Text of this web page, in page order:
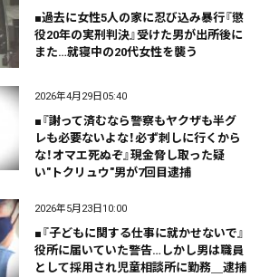
■過去に女性5人の家に忍び込み暴行『懲
役20年の実刑判決』受けた男が出所後に
また…就寝中の20代女性を襲う
2026年4月29日05:40
■『謝って済むなら警察もヤクザも半グ
レも必要ないよな！必ず刺しに行くから
な！オマエ死ぬぞ』現金脅し取った疑
い"トクリュウ"男が7回目逮捕
2026年5月23日10:00
■『子どもに関する仕事に就かせないで』
役所に届いていた警告…しかし男は職員
として採用され児童相談所に勤務＿逮捕